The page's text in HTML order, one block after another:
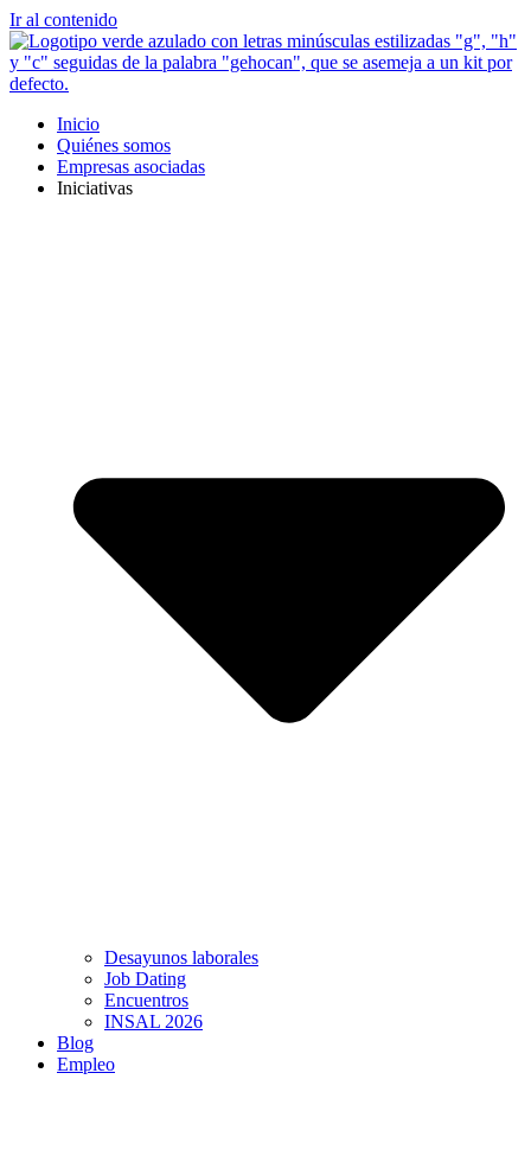
Ir al contenido
Inicio
Quiénes somos
Empresas asociadas
Iniciativas
Desayunos laborales
Job Dating
Encuentros
INSAL 2026
Blog
Empleo